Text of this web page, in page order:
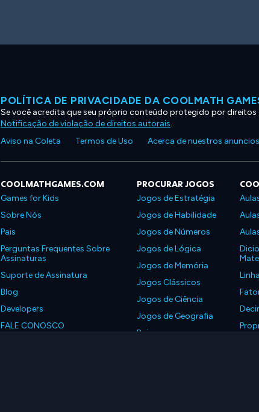
POLÍTICA DE PRIVACIDADE DA COOLMATH
Se você acredita que seu próprio conteúdo protegido por
Notificação de violação de direitos autorais.
Aviso na Coleta
Termos de Uso Acerca de nuestros anuncios
COOLMATHGAMES.COM
Games for Kids
Sobre Nós
Pais
Perguntas Frequentes Sobre
Assinaturas
Suporte de Assinatura
Blog
Developers
FALE CONOSCO
PROCURAR JOGOS
Jogos de Estratégia
Jogos de Habilidade
Jogos de Números
Jogos de Lógica
Jogos de Memória
Jogos Clássicos
Jogos de Ciência
Jogos de Geografia
Baixe nossos